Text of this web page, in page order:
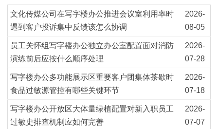
文化传媒公司在写字楼办公推进会议室利用率时
遇到客户投诉集中反馈该怎么协调
2026-
08-05
员工关怀组写字楼办公独立办公室配置面对消防
演练前后应按什么顺序处理
2026-
07-28
写字楼办公多功能展示区重要客户团集体茶歇时
食品过敏源管控有哪些关键环节
2026-
07-18
写字楼办公开放区大体量绿植配置对新入职员工
过敏史排查机制应如何完善
2026-
07-07